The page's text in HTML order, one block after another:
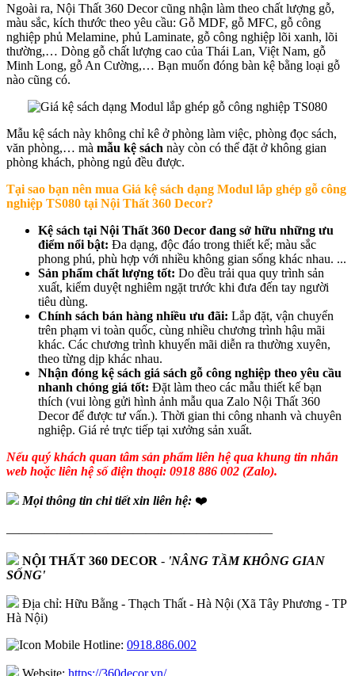
Ngoài ra, Nội Thất 360 Decor cũng nhận làm theo chất lượng gỗ,
màu sắc, kích thước theo yêu cầu: Gỗ MDF, gỗ MFC, gỗ công
nghiệp phủ Melamine, phủ Laminate, gỗ công nghiệp lõi xanh, lõi
thường,… Dòng gỗ chất lượng cao của Thái Lan, Việt Nam, gỗ
Minh Long, gỗ An Cường,… Bạn muốn đóng bàn kệ bằng loại gỗ
nào cũng có.
Mẫu kệ sách này không chỉ kê ở phòng làm việc, phòng đọc sách,
văn phòng,… mà mẫu kệ sách này còn có thể đặt ở không gian
phòng khách, phòng ngủ đều được.
Tại sao bạn nên mua Giá kệ sách dạng Modul lắp ghép gỗ công
nghiệp TS080 tại Nội Thất 360 Decor?
Kệ sách tại Nội Thất 360 Decor đang sở hữu những ưu
điểm nổi bật: Đa dạng, độc đáo trong thiết kế; màu sắc
phong phú, phù hợp với nhiều không gian sống khác nhau. ...
Sản phẩm chất lượng tốt: Do đều trải qua quy trình sản
xuất, kiểm duyệt nghiêm ngặt trước khi đưa đến tay người
tiêu dùng.
Chính sách bán hàng nhiều ưu đãi: Lắp đặt, vận chuyển
trên phạm vi toàn quốc, cùng nhiều chương trình hậu mãi
khác. Các chương trình khuyến mãi diễn ra thường xuyên,
theo từng dịp khác nhau.
Nhận đóng kệ sách giá sách gỗ công nghiệp theo yêu cầu
nhanh chóng giá tốt: Đặt làm theo các mẫu thiết kế bạn
thích (vui lòng gửi hình ảnh mẫu qua Zalo Nội Thất 360
Decor để được tư vấn.). Thời gian thi công nhanh và chuyên
nghiệp. Giá rẻ trực tiếp tại xưởng sản xuất.
Nếu quý khách quan tâm sản phẩm liên hệ qua khung tin nhắn
web hoặc liên hệ số điện thoại: 0918 886 002 (Zalo).
Mọi thông tin chi tiết xin liên hệ: ❤️
—————————————————————
NỘI THẤT 360 DECOR - 'NÂNG TẦM KHÔNG GIAN
SỐNG'
Địa chỉ: Hữu Bằng - Thạch Thất - Hà Nội (Xã Tây Phương - TP
Hà Nội)
Hotline: 0918.886.002
Website: https://360decor.vn/